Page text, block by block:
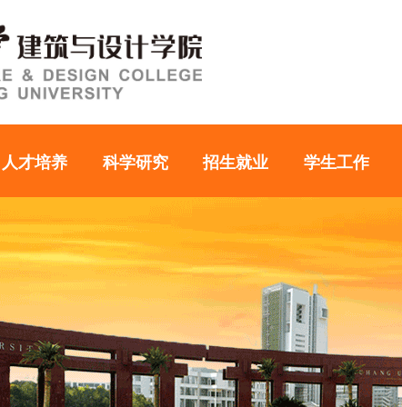
人才培养 科学研究 招生就业 学生工作